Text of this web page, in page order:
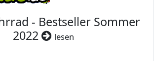
- Bestseller Sommer
2022
lesen